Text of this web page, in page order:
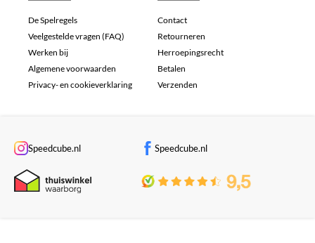
De Spelregels
Veelgestelde vragen (FAQ)
Werken bij
Algemene voorwaarden
Privacy- en cookieverklaring
Contact
Retourneren
Herroepingsrecht
Betalen
Verzenden
Speedcube.nl Speedcube.nl